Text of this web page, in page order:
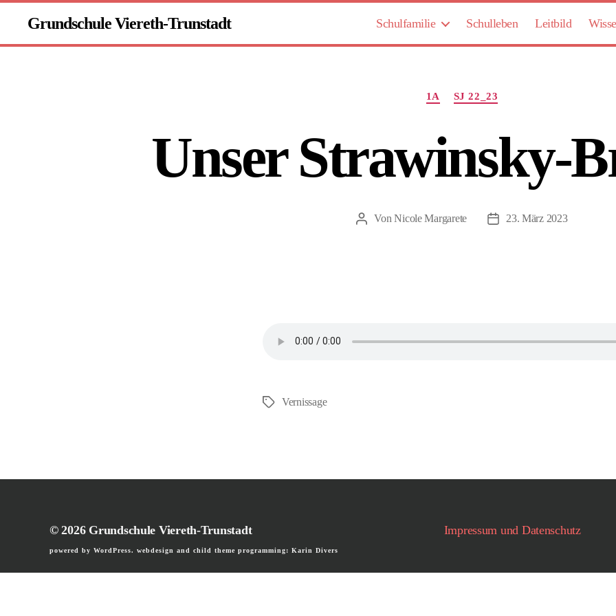
Grundschule Viereth-Trunstadt Schulfamilie Schulleben Leitbild
Kategorien
1A SJ 22_23
Unser Strawinsky-
Beitragsautor
VonNicole Margarete Beitragsdatum
23. März 2023
Schlagwörter
Vernissage
© 2026 Grundschule Viereth-Trunstadt
powered by WordPress. webdesign and child theme programming: Karin Divers
Impressum und Datenschutz